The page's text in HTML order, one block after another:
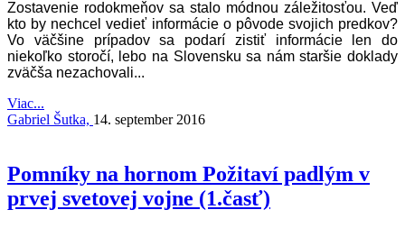
Zostavenie rodokmeňov sa stalo módnou záležitosťou. Veď
kto by nechcel vedieť informácie o pôvode svojich predkov?
Vo väčšine prípadov sa podarí zistiť informácie len do
niekoľko storočí, lebo na Slovensku sa nám staršie doklady
zväčša nezachovali...
Viac...
Gabriel Šutka, 14. september 2016
Pomníky na hornom Požitaví padlým v
prvej svetovej vojne (1.časť)